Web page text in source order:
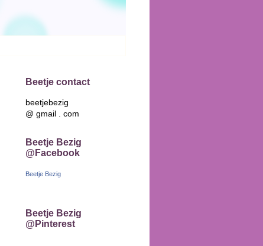
Beetje contact
beetjebezig
@ gmail . com
Beetje Bezig
@Facebook
Beetje Bezig
Beetje Bezig
@Pinterest